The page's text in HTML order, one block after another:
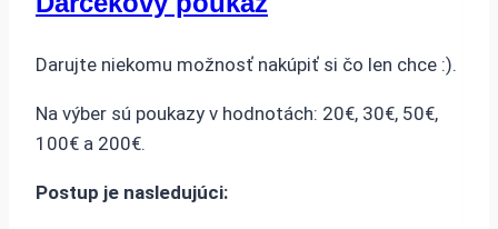
Darujte niekomu možnosť nakúpiť si čo len chce :).
Na výber sú poukazy v hodnotách: 20€, 30€, 50€,
100€ a 200€.
Postup je nasledujúci: